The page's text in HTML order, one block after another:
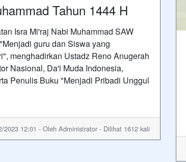
Tahun 1444 H
Isra Mi'raj Nabi Muhammad SAW
guru dan Siswa yang
menghadirkan Ustadz Reno Anugerah
Nasional, Da'i Muda Indonesia,
Penulis Buku "Menjadi Pribadi Unggul
2023 12:01 - Oleh Administrator - Dilihat 1612 kali